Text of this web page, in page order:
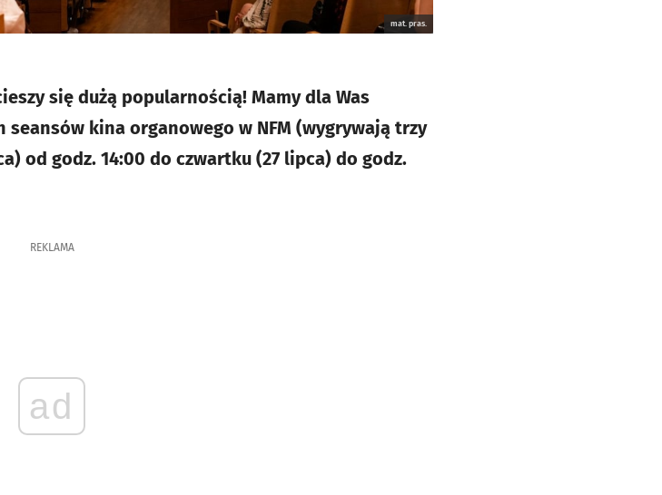
mat. pras.
się dużą popularnością! Mamy dla Was
kina organowego w NFM (wygrywają trzy
od godz. 14:00 do czwartku (27 lipca) do godz.
REKLAMA
ad